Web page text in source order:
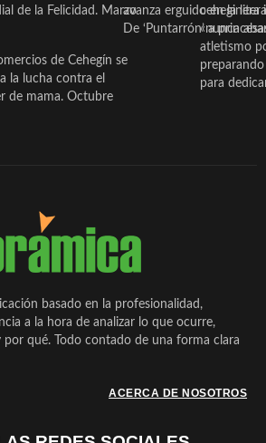
de la Felicidad. Marzo
de Cehegín se
la lucha contra el
de mama. Octubre
avanza erguido en la
De ‘Puntarrón’ a
ceheginera
«nunca
atletismo
para
basado en la profesionalidad,
a la hora de analizar lo que ocurre,
qué. Todo contado de una forma clara
ACERCA DE NOSOTROS